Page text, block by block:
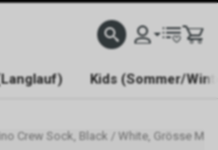
BIKE ACADEMY
Kids (Sommer/
Crew Sock, Black / White, Grösse M